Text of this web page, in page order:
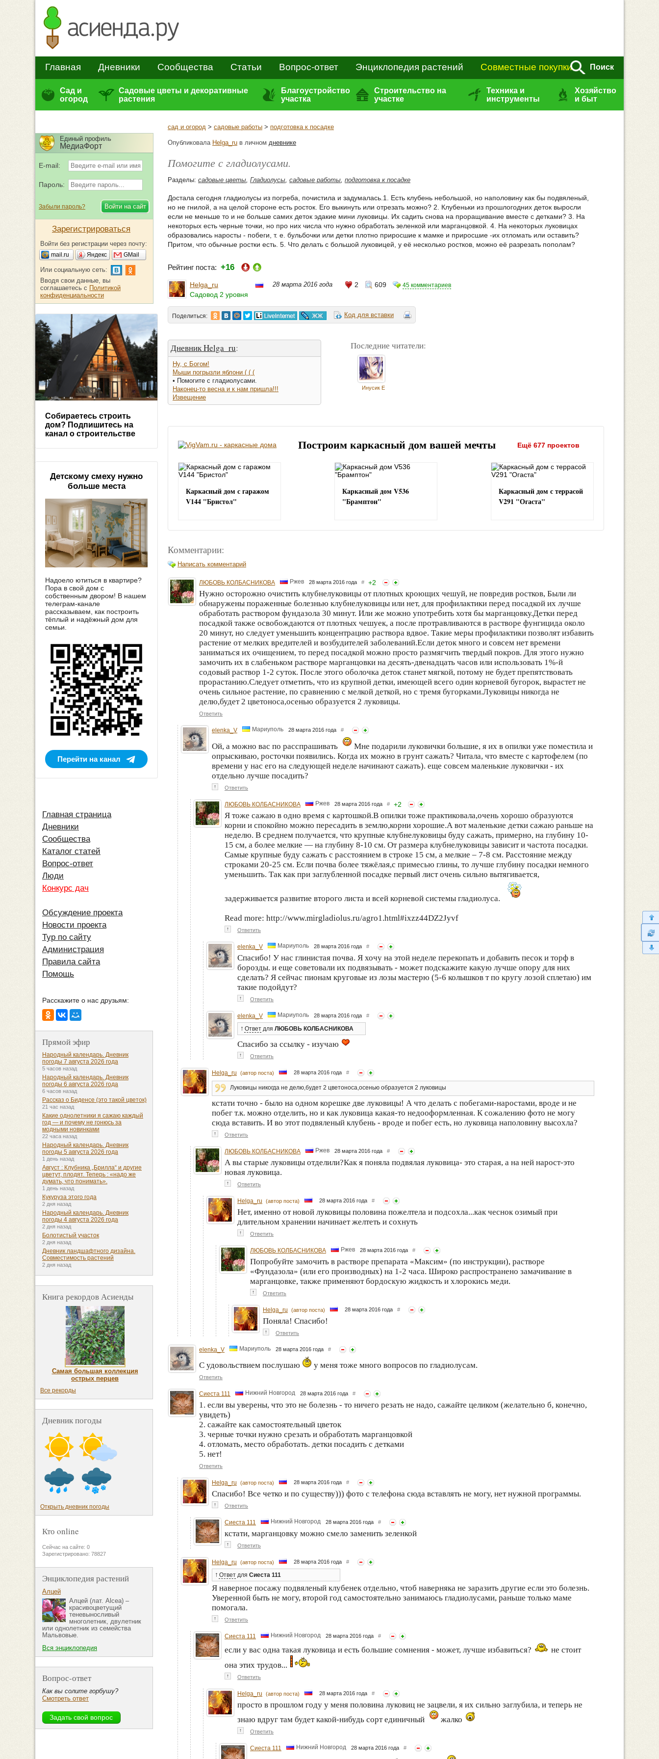
Главная Дневники Сообщества Статьи Вопрос-ответ Энциклопедия растений Совместные покупки Поиск
Сад и
огород
Садовые цветы и декоративные
растения
Благоустройство
участка
Строительство на
участке
Техника и
инструменты
Хозяйство
и быт
сад и огород > садовые работы > подготовка к посадке
Опубликовала Helga_ru в личном дневнике
Помогите с гладиолусами.
Разделы: садовые цветы, Гладиолусы, садовые работы, подготовка к посадке
Достала сегодня гладиолусы из погреба, почистила и задумалась.1. Есть клубень небольшой, но наполовину как бы подвяленый,
но не гнилой, а на целой стороне есть росток. Его выкинуть или отрезать можно? 2. Клубеньки из прошлогодних деток выросли
если не меньше то и не больше самих деток эдакие мини луковицы. Их садить снова на проращивание вместе с детками? 3. На
некоторых есть черные точки, но про них числа что нужно обработать зеленкой или марганцовкой. 4. На некоторых луковицах
образовались наросты - побеги, т. е. бульбочки или детки плотно приросшие к мамке и приросшие -их отломать или оставить?
Притом, что обычные ростки есть. 5. Что делать с большой луковицей, у её несколько ростков, можно её разрезать пополам?
Рейтинг поста: +16
Helga_ru
Садовод 2 уровня
28 марта 2016 года 2 609 45 комментариев
Поделиться: Код для вставки
Дневник Helga_ru:
Ну, с Богом!
Мыши погрызли яблони ( ( (
• Помогите с гладиолусами.
Наконец-то весна и к нам пришла!!!
Извещение
Последние читатели:
Инусик Е
Построим каркасный дом вашей мечты Ещё 677 проектов
Каркасный дом с гаражом
V144 "Бристол"
Каркасный дом V536
"Брамптон"
Каркасный дом с террасой
V291 "Огаста"
Комментарии:
Написать комментарий
ЛЮБОВЬ КОЛБАСНИКОВА Ржев 28 марта 2016 года # +2
Нужно осторожно очистить клубнелуковицы от плотных кроющих чешуй, не повредив ростков, Были ли
обнаружены пораженные болезнью клубнелуковицы или нет, для профилактики перед посадкой их лучше
обработать раствором фундазола 30 минут. Или же можно употребить хотя бы марганцовку.Детки перед
посадкой также освобождаются от плотных чешуек, а после протравливаются в растворе фунгицида около
20 минут, но следует уменьшить концентрацию раствора вдвое. Такие меры профилактики позволят избавить
растение от мелких вредителей и возбудителей заболеваний.Если деток много и совсем нет времени
заниматься их очищением, то перед посадкой можно просто размягчить твердый покров. Для этого нужно
замочить их в слабеньком растворе марганцовки на десять-двенадцать часов или использовать 1%-й
содовый раствор 1-2 суток. После этого оболочка деток станет мягкой, потому не будет препятствовать
прорастанию.Следует отметить, что из крупной детки, имеющей всего один корневой бугорок, вырастет не
очень сильное растение, по сравнению с мелкой деткой, но с тремя бугорками.Луковицы никогда не
делю,будет 2 цветоноса,осенью образуется 2 луковицы.
Ответить
elenka_V Мариуполь 28 марта 2016 года #
Ой, а можно вас по расспрашивать
Мне подарили луковички большие, я их в опилки уже поместила и
опрыскиваю, росточки появились. Когда их можно в грунт сажать? Читала, что вместе с картофелем (по
времени у нас его на следующей неделе начинают сажать). еще совсем маленькие луковички - их
отдельно лучше посадить?
↑ Ответить
ЛЮБОВЬ КОЛБАСНИКОВА Ржев 28 марта 2016 года # +2
Я тоже сажаю в одно время с картошкой.В опилки тоже практиковала,очень хорошо образуются
корни и спокойно можно пересадить в землю,корни хорошие.А вот маленькие детки сажаю раньше на
неделю. В среднем получается, что крупные клубнелуковицы буду сажать, примерно, на глубину 10-
15 см, а более мелкие — на глубину 8-10 см. От размера клубнелуковицы зависит и частота посадки.
Самые крупные буду сажать с расстоянием в строке 15 см, а мелкие – 7-8 см. Расстояние между
строками 20-25 см. Если почва более тяжёлая,с примесью глины, то лучше глубину посадки немного
уменьшить. Так как при заглубленной посадке первый лист очень сильно вытягивается,
задерживается развитие второго листа и всей корневой системы гладиолуса.
Read more: http://www.mirgladiolus.ru/agro1.html#ixzz44DZ2Jyvf
↑ Ответить
elenka_V Мариуполь 28 марта 2016 года #
Спасибо! У нас глинистая почва. Я хочу на этой неделе перекопать и добавить песок и торф в
борозды. и еще советовали их подвязывать - может подскажите какую лучше опору для них
сделать? Я сейчас пионам круговые из лозы мастерю (5-6 колышков т по кругу лозой сплетаю) им
такие подойдут?
↑ Ответить
elenka_V Мариуполь 28 марта 2016 года #
↑ Ответ для ЛЮБОВЬ КОЛБАСНИКОВА
Спасибо за ссылку - изучаю
↑ Ответить
Helga_ru (автор поста) 28 марта 2016 года #
Луковицы никогда не делю,будет 2 цветоноса,осенью образуется 2 луковицы
кстати точно - было на одном корешке две луковицы! А что делать с побегами-наростами, вроде и не
побег т.к. можно отделить, но и как луковица какая-то недооформленная. К сожалению фото не могу
сюда вставить. И во этот подвяленый клубень - вроде и побег есть, но луковица наполовину высохла?
↑ Ответить
ЛЮБОВЬ КОЛБАСНИКОВА Ржев 28 марта 2016 года #
А вы старые луковицы отделили?Как я поняла подвялая луковица- это старая, а на ней нарост-это
новая луковица.
↑ Ответить
Helga_ru (автор поста) 28 марта 2016 года #
Нет, именно от новой луковицы половина пожелтела и подсохла...как чеснок озимый при
длительном хранении начинает желтеть и сохнуть
↑ Ответить
ЛЮБОВЬ КОЛБАСНИКОВА Ржев 28 марта 2016 года #
Попробуйте замочить в растворе препарата «Максим» (по инструкции), растворе
«Фундазола» (или его производных) на 1-2 часа. Широко распространено замачивание в
марганцовке, также применяют бордоскую жидкость и хлорокись меди.
↑ Ответить
Helga_ru (автор поста) 28 марта 2016 года #
Поняла! Спасибо!
↑ Ответить
elenka_V Мариуполь 28 марта 2016 года #
С удовольствием послушаю у меня тоже много вопросов по гладиолусам.
Ответить
Сиеста 111 Нижний Новгород 28 марта 2016 года #
1. если вы уверены, что это не болезнь - то ничего резать не надо, сажайте целиком (желательно б, конечно,
увидеть)
2. сажайте как самостоятельный цветок
3. черные точки нужно срезать и обработать марганцовкой
4. отломать, место обработать. детки посадить с детками
5. нет!
Ответить
Helga_ru (автор поста) 28 марта 2016 года #
Спасибо! Все четко и по существу))) фото с телефона сюда вставлять не могу, нет нужной программы.
↑ Ответить
Сиеста 111 Нижний Новгород 28 марта 2016 года #
кстати, марганцовку можно смело заменить зеленкой
↑ Ответить
Helga_ru (автор поста) 28 марта 2016 года #
↑ Ответ для Сиеста 111
Я наверное посажу подвяленый клубенек отдельно, чтоб наверняка не заразить другие если это болезнь.
Уверенной быть не могу, второй год самостоятельно занимаюсь гладиолусами, раньше только маме
помогала.
↑ Ответить
Сиеста 111 Нижний Новгород 28 марта 2016 года #
если у вас одна такая луковица и есть большие сомнения - может, лучше избавиться?
не стоит
она этих трудов...
↑ Ответить
Helga_ru (автор поста) 28 марта 2016 года #
просто в прошлом году у меня половина луковиц не зацвели, я их сильно заглубила, и теперь не
знаю вдруг там будет какой-нибудь сорт единичный
жалко
↑ Ответить
Сиеста 111 Нижний Новгород 28 марта 2016 года #
Единый профиль
МедиаФорт
E-mail:
Пароль:
Забыли пароль?
Зарегистрироваться
Войти без регистрации через почту:
mail.ru Яндекс GMail
Или социальную сеть:
Вводя свои данные, вы
соглашаетесь с Политикой
конфиденциальности
Собираетесь строить
дом? Подпишитесь на
канал о строительстве
Детскому смеху нужно
больше места
Надоело ютиться в квартире?
Пора в свой дом с
собственным двором! В нашем
телеграм-канале
рассказываем, как построить
тёплый и надёжный дом для
семьи.
Перейти на канал
Главная страница
Дневники
Сообщества
Каталог статей
Вопрос-ответ
Люди
Конкурс дач
Обсуждение проекта
Новости проекта
Тур по сайту
Администрация
Правила сайта
Помощь
Расскажите о нас друзьям:
Прямой эфир
Народный календарь. Дневник
погоды 7 августа 2026 года
5 часов назад
Народный календарь. Дневник
погоды 6 августа 2026 года
6 часов назад
Рассказ о Биденсе (это такой цветок)
21 час назад
Какие однолетники я сажаю каждый
год — и почему не гонюсь за
модными новинками
22 часа назад
Народный календарь. Дневник
погоды 5 августа 2026 года
1 день назад
Август : Клубника „Брилла“ и другие
цветут, плодят. Теперь : «надо же
думать, что понимать».
1 день назад
Кукуруза этого года
2 дня назад
Народный календарь. Дневник
погоды 4 августа 2026 года
2 дня назад
Болотистый участок
2 дня назад
Дневник ландшафтного дизайна.
Совместимость растений
2 дня назад
Книга рекордов Асиенды
Самая большая коллекция
острых перцев
Все рекорды
Дневник погоды
Открыть дневник погоды
Кто online
Сейчас на сайте: 0
Зарегистрировано: 78827
Энциклопедия растений
Алцей
Алцей (лат. Alcea) –
красивоцветущий
теневыносливый
многолетник, двулетник
или однолетник из семейства
Мальвовые.
Вся энциклопедия
Вопрос-ответ
Как вы солите горбушу?
Смотреть ответ